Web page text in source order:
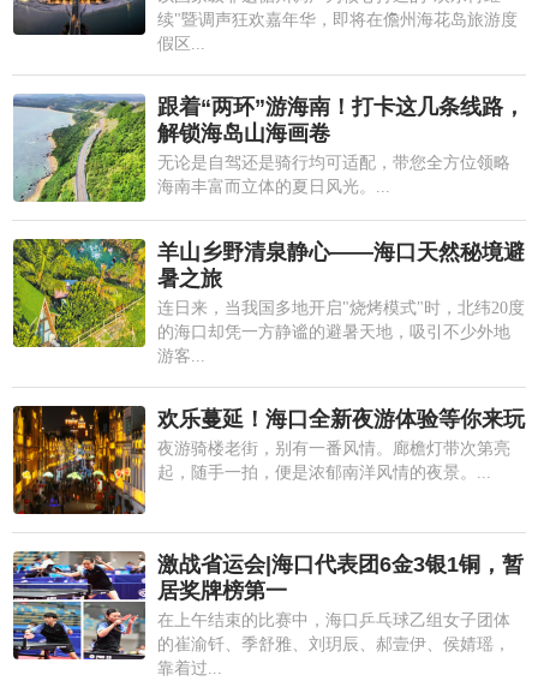
续"暨调声狂欢嘉年华，即将在儋州海花岛旅游度
假区...
跟着“两环”游海南！打卡这几条线路，
解锁海岛山海画卷
无论是自驾还是骑行均可适配，带您全方位领略
海南丰富而立体的夏日风光。...
羊山乡野清泉静心——海口天然秘境避
暑之旅
连日来，当我国多地开启"烧烤模式"时，北纬20度
的海口却凭一方静谧的避暑天地，吸引不少外地
游客...
欢乐蔓延！海口全新夜游体验等你来玩
夜游骑楼老街，别有一番风情。廊檐灯带次第亮
起，随手一拍，便是浓郁南洋风情的夜景。...
激战省运会|海口代表团6金3银1铜，暂
居奖牌榜第一
在上午结束的比赛中，海口乒乓球乙组女子团体
的崔渝钎、季舒雅、刘玥辰、郝壹伊、侯婧瑶，
靠着过...